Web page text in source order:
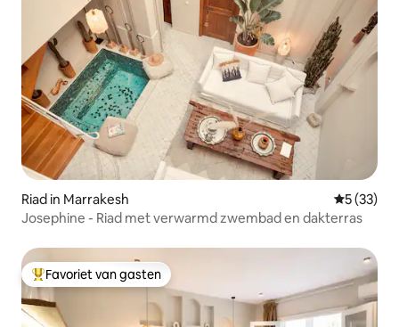
Riad in Marrakesh
5 (33)
Josephine - Riad met verwarmd zwembad en dakterras
Topfavoriet van gasten
Favoriet van gasten